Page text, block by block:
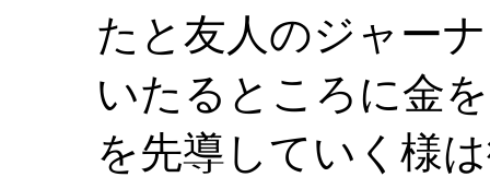
たと友人のジャー
いたるところに金
を先導していく様